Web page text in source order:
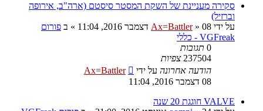
סקירה מעניינת של השקת המסטר סיסטם (ארה"ב, אירופה
וברזיל)
על ידי
Ax=Battler» 08 דצמבר 2016, 11:04 » ב פורום
VGFreak - כללי
0 תגובות
237504 צפיות
הודעה אחרונה על ידי
Ax=Battler
08 דצמבר 2016, 11:04
VALVE חוגגת 20 שנה